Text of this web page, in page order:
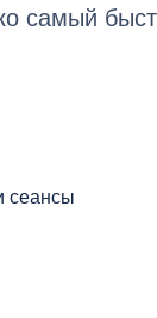
самый
сеансы